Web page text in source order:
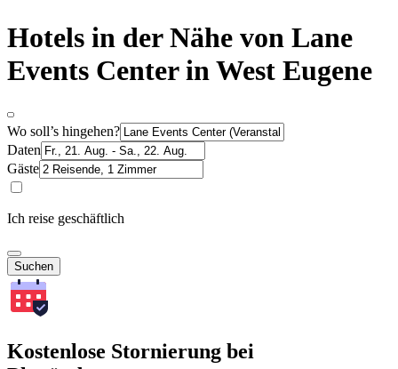
Hotels in der Nähe von Lane
Events Center in West Eugene
Wo soll’s hingehen?
Daten
Gäste
Ich reise geschäftlich
Suchen
Kostenlose Stornierung bei